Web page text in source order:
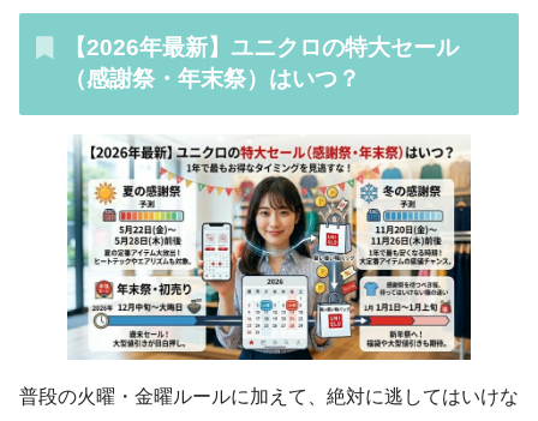
【2026年最新】ユニクロの特大セール
（感謝祭・年末祭）はいつ？
普段の火曜・金曜ルールに加えて、絶対に逃してはいけな